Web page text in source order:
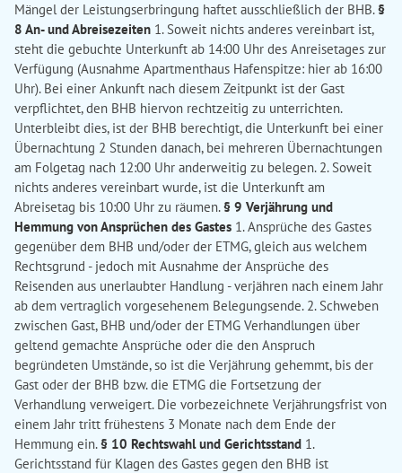
Mängel der Leistungserbringung haftet ausschließlich der BHB.§
8 An- und Abreisezeiten 1. Soweit nichts anderes vereinbart ist,
steht die gebuchte Unterkunft ab 14:00 Uhr des Anreisetages zur
Verfügung (Ausnahme Apartmenthaus Hafenspitze: hier ab 16:00
Uhr). Bei einer Ankunft nach diesem Zeitpunkt ist der Gast
verpflichtet, den BHB hiervon rechtzeitig zu unterrichten.
Unterbleibt dies, ist der BHB berechtigt, die Unterkunft bei einer
Übernachtung 2 Stunden danach, bei mehreren Übernachtungen
am Folgetag nach 12:00 Uhr anderweitig zu belegen. 2. Soweit
nichts anderes vereinbart wurde, ist die Unterkunft am
Abreisetag bis 10:00 Uhr zu räumen.§ 9 Verjährung und
Hemmung von Ansprüchen des Gastes 1. Ansprüche des Gastes
gegenüber dem BHB und/oder der ETMG, gleich aus welchem
Rechtsgrund - jedoch mit Ausnahme der Ansprüche des
Reisenden aus unerlaubter Handlung - verjähren nach einem Jahr
ab dem vertraglich vorgesehenem Belegungsende. 2. Schweben
zwischen Gast, BHB und/oder der ETMG Verhandlungen über
geltend gemachte Ansprüche oder die den Anspruch
begründeten Umstände, so ist die Verjährung gehemmt, bis der
Gast oder der BHB bzw. die ETMG die Fortsetzung der
Verhandlung verweigert. Die vorbezeichnete Verjährungsfrist von
einem Jahr tritt frühestens 3 Monate nach dem Ende der
Hemmung ein.§ 10 Rechtswahl und Gerichtsstand 1.
Gerichtsstand für Klagen des Gastes gegen den BHB ist